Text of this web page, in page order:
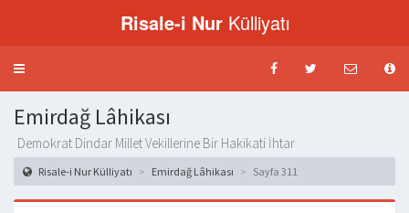
Risale-i NurKülliyatı
Menü
Emirdağ Lâhikası
Demokrat Dindar Millet Vekillerine Bir Hakikati İhtar
Risale-i Nur Külliyatı Emirdağ Lâhikası Sayfa 311